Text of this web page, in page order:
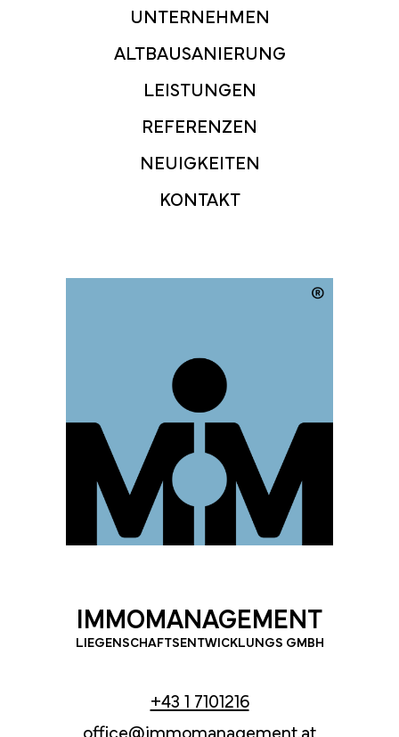
UNTERNEHMEN
ALTBAUSANIERUNG
LEISTUNGEN
REFERENZEN
NEUIGKEITEN
KONTAKT
IMMOMANAGEMENT
LIEGENSCHAFTSENTWICKLUNGS GMBH
+43 1 7101216
office@immomanagement.at